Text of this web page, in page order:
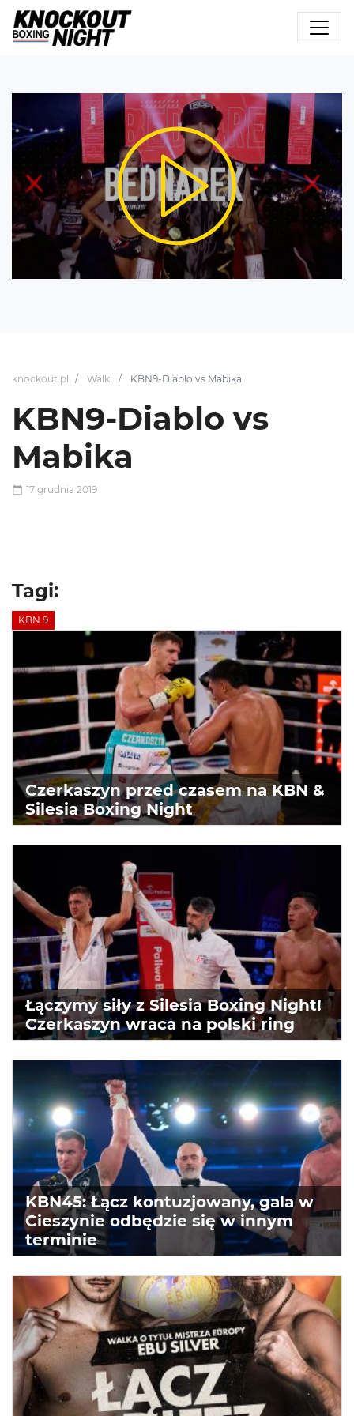
knockout.pl Walki KBN9-Diablo vs Mabika
KBN9-Diablo vs
Mabika
17 grudnia 2019
Tagi:
KBN 9
Czerkaszyn przed czasem na KBN &
Silesia Boxing Night
Łączymy siły z Silesia Boxing Night!
Czerkaszyn wraca na polski ring
KBN45: Łącz kontuzjowany, gala w
Cieszynie odbędzie się w innym
terminie